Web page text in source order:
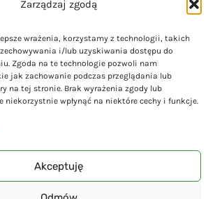
Zarządzaj zgodą
wrażenia, korzystamy z technologii, takich
i/lub uzyskiwania dostępu do
Zgoda na te technologie pozwoli nam
jak zachowanie podczas przeglądania lub
na tej stronie. Brak wyrażenia zgody lub
niekorzystnie wpłynąć na niektóre cechy i funkcje.
Akceptuję
(EU)